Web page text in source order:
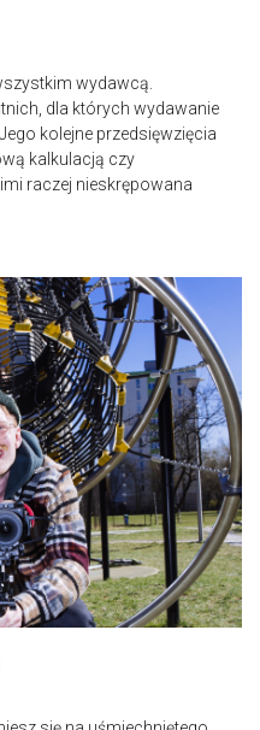
wydawcą.
dla których wydawanie
kolejne przedsięwzięcia
kalkulacją czy
raczej nieskrępowana